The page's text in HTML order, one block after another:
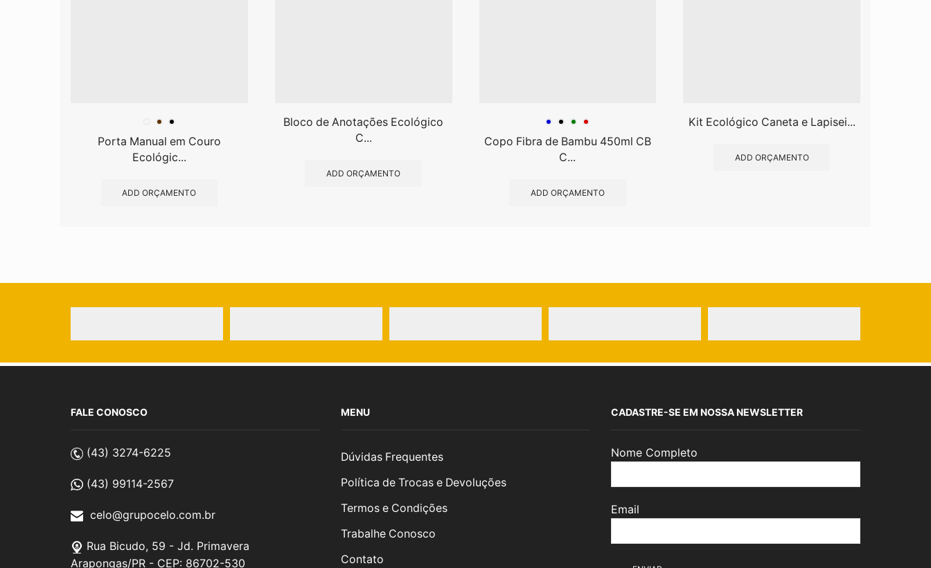
Porta Manual em Couro
Ecológic...
ADD ORÇAMENTO
Bloco de Anotações Ecológico
C...
ADD ORÇAMENTO
Copo Fibra de Bambu 450ml CB
C...
ADD ORÇAMENTO
Kit Ecológico Caneta e Lapisei...
ADD ORÇAMENTO
FALE CONOSCO
(43) 3274-6225
(43) 99114-2567
celo@grupocelo.com.br
Rua Bicudo, 59 - Jd. Primavera
Arapongas/PR - CEP: 86702-530
MENU
Dúvidas Frequentes
Política de Trocas e Devoluções
Termos e Condições
Trabalhe Conosco
Contato
CADASTRE-SE EM NOSSA NEWSLETTER
Nome Completo
Email